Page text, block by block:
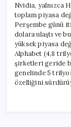
Nvidia, yalnızca
toplam piyasa
Perşembe günü
dolara ulaştı ve
yüksek piyasa
Alphabet (4,8
şirketleri geride
genelinde 5
özelliğini